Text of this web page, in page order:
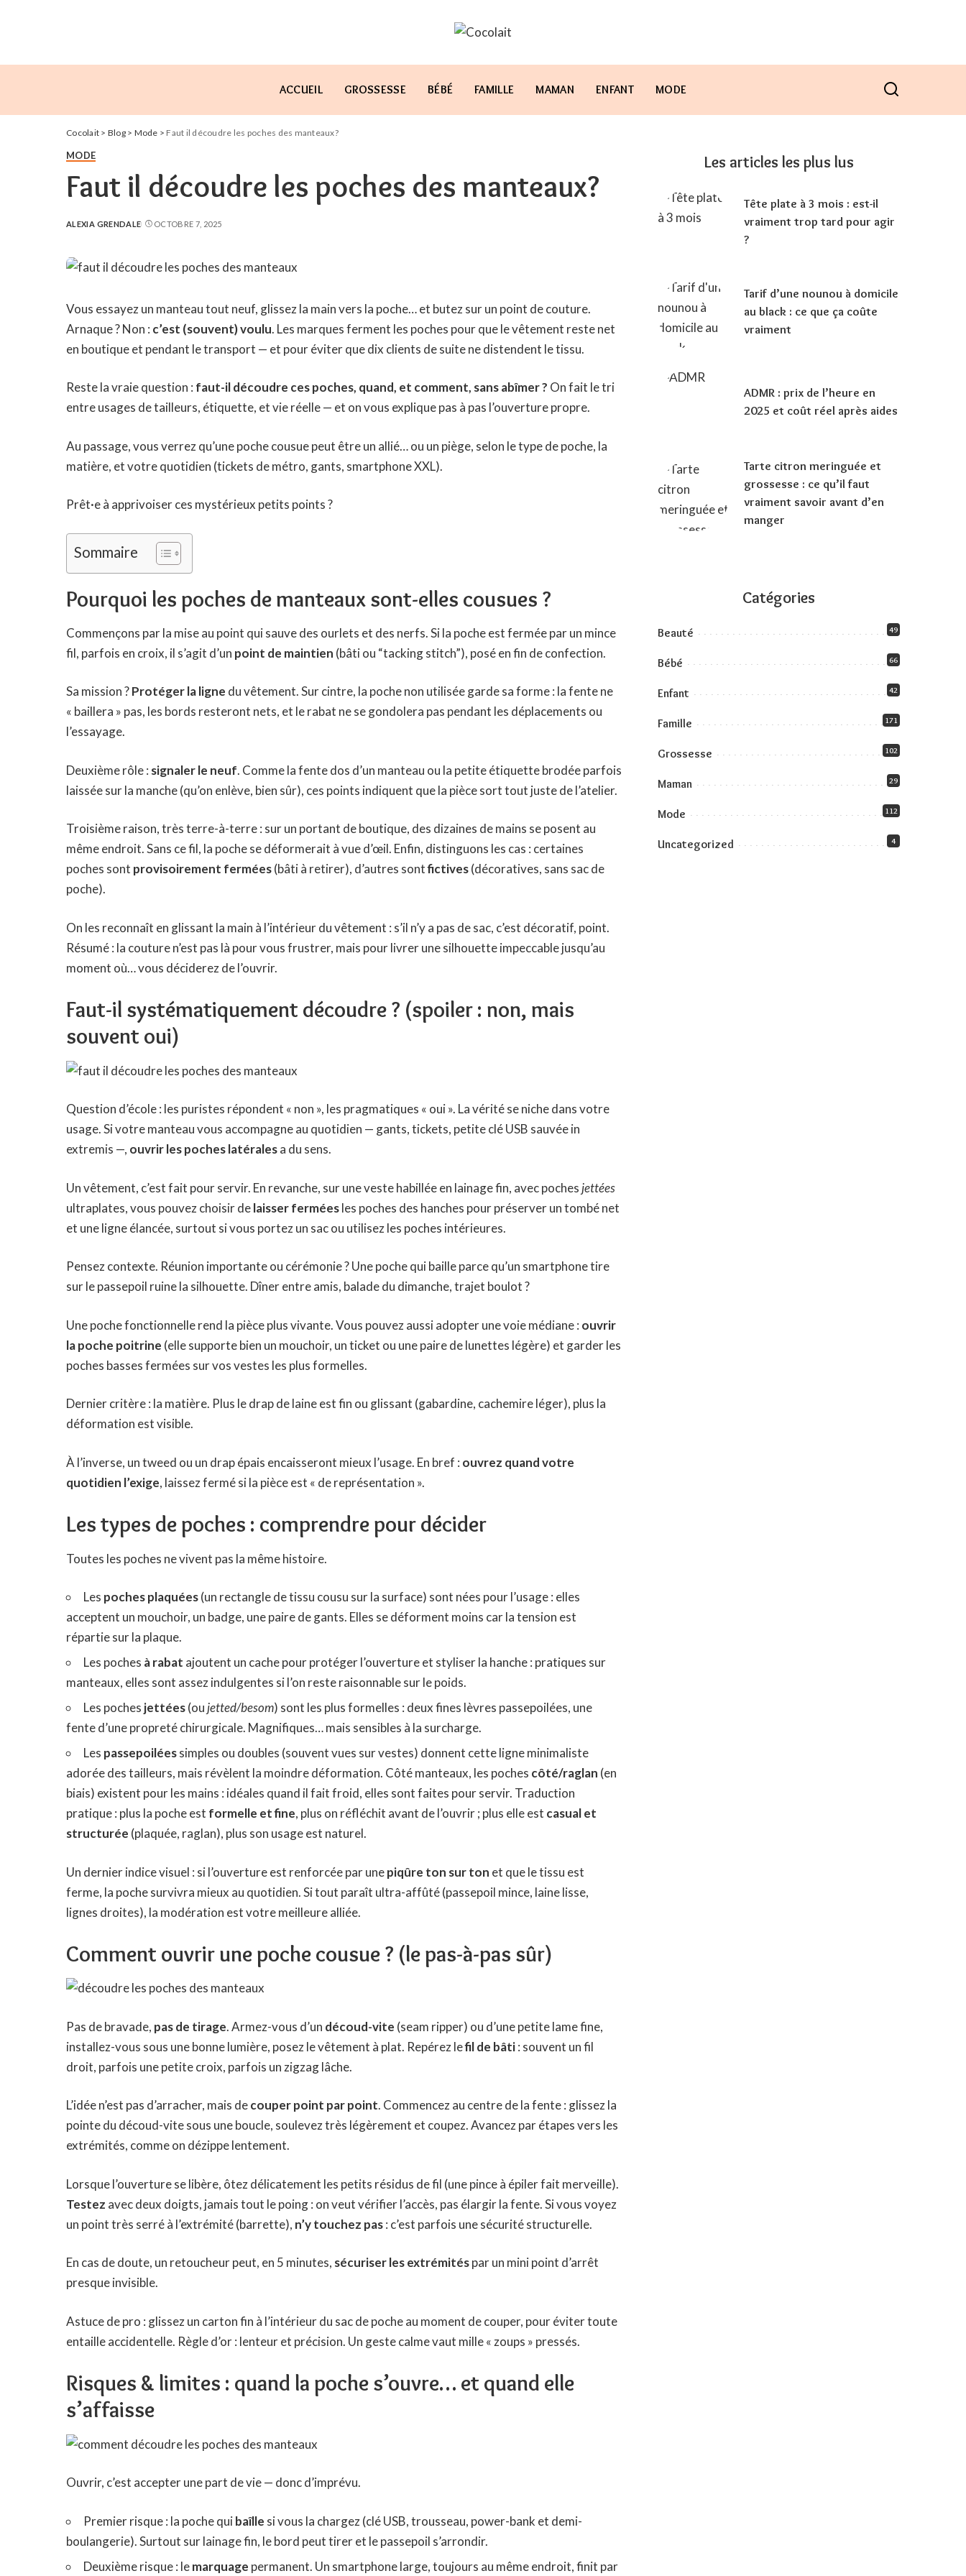
ACCUEIL GROSSESSE BÉBÉ FAMILLE MAMAN ENFANT MODE
Cocolait > Blog> Mode > Faut il découdre les poches des manteaux?
MODE
Faut il découdre les poches des manteaux?
POSTED
ALEXIA GRENDALE OCTOBRE 7, 2025
Vous essayez un manteau tout neuf, glissez la main vers la poche… et butez sur un point de couture.
Arnaque ? Non : c’est (souvent) voulu. Les marques ferment les poches pour que le vêtement reste net
en boutique et pendant le transport — et pour éviter que dix clients de suite ne distendent le tissu.
Reste la vraie question : faut-il découdre ces poches, quand, et comment, sans abîmer ? On fait le tri
entre usages de tailleurs, étiquette, et vie réelle — et on vous explique pas à pas l’ouverture propre.
Au passage, vous verrez qu’une poche cousue peut être un allié… ou un piège, selon le type de poche, la
matière, et votre quotidien (tickets de métro, gants, smartphone XXL).
Prêt·e à apprivoiser ces mystérieux petits points ?
Sommaire
Pourquoi les poches de manteaux sont-elles cousues ?
Commençons par la mise au point qui sauve des ourlets et des nerfs. Si la poche est fermée par un mince
fil, parfois en croix, il s’agit d’un point de maintien (bâti ou “tacking stitch”), posé en fin de confection.
Sa mission ?Protéger la ligne du vêtement. Sur cintre, la poche non utilisée garde sa forme : la fente ne
« baillera » pas, les bords resteront nets, et le rabat ne se gondolera pas pendant les déplacements ou
l’essayage.
Deuxième rôle : signaler le neuf. Comme la fente dos d’un manteau ou la petite étiquette brodée parfois
laissée sur la manche (qu’on enlève, bien sûr), ces points indiquent que la pièce sort tout juste de l’atelier.
Troisième raison, très terre-à-terre : sur un portant de boutique, des dizaines de mains se posent au
même endroit. Sans ce fil, la poche se déformerait à vue d’œil. Enfin, distinguons les cas : certaines
poches sont provisoirement fermées(bâti à retirer), d’autres sontfictives(décoratives, sans sac de
poche).
On les reconnaît en glissant la main à l’intérieur du vêtement : s’il n’y a pas de sac, c’est décoratif, point.
Résumé : la couture n’est pas là pour vous frustrer, mais pour livrer une silhouette impeccable jusqu’au
moment où… vous déciderez de l’ouvrir.
Faut-il systématiquement découdre ? (spoiler : non, mais
souvent oui)
Question d’école : les puristes répondent « non », les pragmatiques « oui ». La vérité se niche dans votre
usage. Si votre manteau vous accompagne au quotidien — gants, tickets, petite clé USB sauvée in
extremis —, ouvrir les poches latéralesa du sens.
Un vêtement, c’est fait pour servir. En revanche, sur une veste habillée en lainage fin, avec poches jettées
ultraplates, vous pouvez choisir delaisser ferméesles poches des hanches pour préserver un tombé net
et une ligne élancée, surtout si vous portez un sac ou utilisez les poches intérieures.
Pensez contexte. Réunion importante ou cérémonie ? Une poche qui baille parce qu’un smartphone tire
sur le passepoil ruine la silhouette. Dîner entre amis, balade du dimanche, trajet boulot ?
Une poche fonctionnelle rend la pièce plus vivante. Vous pouvez aussi adopter une voie médiane : ouvrir
la poche poitrine (elle supporte bien un mouchoir, un ticket ou une paire de lunettes légère) et garder les
poches basses fermées sur vos vestes les plus formelles.
Dernier critère : la matière. Plus le drap de laine est fin ou glissant (gabardine, cachemire léger), plus la
déformation est visible.
À l’inverse, un tweed ou un drap épais encaisseront mieux l’usage. En bref : ouvrez quand votre
quotidien l’exige, laissez fermé si la pièce est « de représentation ».
Les types de poches : comprendre pour décider
Toutes les poches ne vivent pas la même histoire.
Les poches plaquées(un rectangle de tissu cousu sur la surface) sont nées pour l’usage : elles
acceptent un mouchoir, un badge, une paire de gants. Elles se déforment moins car la tension est
répartie sur la plaque.
Les poches à rabat ajoutent un cache pour protéger l’ouverture et styliser la hanche : pratiques sur
manteaux, elles sont assez indulgentes si l’on reste raisonnable sur le poids.
Les poches jettées(ou jetted/besom) sont les plus formelles : deux fines lèvres passepoilées, une
fente d’une propreté chirurgicale. Magnifiques… mais sensibles à la surcharge.
Les passepoiléessimples ou doubles (souvent vues sur vestes) donnent cette ligne minimaliste
adorée des tailleurs, mais révèlent la moindre déformation. Côté manteaux, les poches côté/raglan (en
biais) existent pour les mains : idéales quand il fait froid, elles sont faites pour servir. Traduction
pratique : plus la poche est formelle et fine, plus on réfléchit avant de l’ouvrir ; plus elle est casual et
structurée (plaquée, raglan), plus son usage est naturel.
Un dernier indice visuel : si l’ouverture est renforcée par unepiqûre ton sur ton et que le tissu est
ferme, la poche survivra mieux au quotidien. Si tout paraît ultra-affûté (passepoil mince, laine lisse,
lignes droites), la modération est votre meilleure alliée.
Comment ouvrir une poche cousue ? (le pas-à-pas sûr)
Pas de bravade, pas de tirage. Armez-vous d’un découd-vite (seam ripper) ou d’une petite lame fine,
installez-vous sous une bonne lumière, posez le vêtement à plat. Repérez lefil de bâti: souvent un fil
droit, parfois une petite croix, parfois un zigzag lâche.
L’idée n’est pas d’arracher, mais decouper point par point. Commencez au centre de la fente : glissez la
pointe du découd-vite sous une boucle, soulevez très légèrement et coupez. Avancez par étapes vers les
extrémités, comme on dézippe lentement.
Lorsque l’ouverture se libère, ôtez délicatement les petits résidus de fil (une pince à épiler fait merveille).
Testez avec deux doigts, jamais tout le poing : on veut vérifier l’accès, pas élargir la fente. Si vous voyez
un point très serré à l’extrémité (barrette), n’y touchez pas: c’est parfois une sécurité structurelle.
En cas de doute, un retoucheur peut, en 5 minutes, sécuriser les extrémitéspar un mini point d’arrêt
presque invisible.
Astuce de pro : glissez un carton fin à l’intérieur du sac de poche au moment de couper, pour éviter toute
entaille accidentelle. Règle d’or : lenteur et précision. Un geste calme vaut mille « zoups » pressés.
Risques & limites : quand la poche s’ouvre… et quand elle
s’affaisse
Ouvrir, c’est accepter une part de vie — donc d’imprévu.
Premier risque : la poche quibaîlle si vous la chargez (clé USB, trousseau, power-bank et demi-
boulangerie). Surtout sur lainage fin, le bord peut tirer et le passepoil s’arrondir.
Deuxième risque : lemarquage permanent. Un smartphone large, toujours au même endroit, finit par
Les articles les plus lus
Tête plate à 3 mois : est-il
vraiment trop tard pour agir
?
Tarif d’une nounou à domicile
au black : ce que ça coûte
vraiment
ADMR : prix de l’heure en
2025 et coût réel après aides
Tarte citron meringuée et
grossesse : ce qu’il faut
vraiment savoir avant d’en
manger
Catégories
Beauté 49
Bébé 66
Enfant 42
Famille 171
Grossesse 102
Maman 29
Mode 112
Uncategorized 4